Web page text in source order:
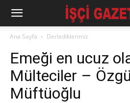
Ana Sayfa Derlediklerimiz
Emeği en ucuz
Mülteciler –
Müftüoğlu